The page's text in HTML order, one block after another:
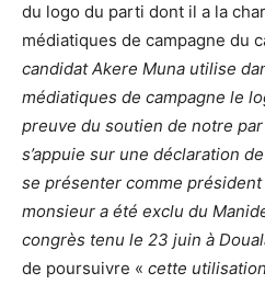
du logo du parti dont il a la
médiatiques de campagne du
candidat Akere Muna utilise
médiatiques de campagne le
preuve du soutien de notre
s’appuie sur une déclaration
se présenter comme président
monsieur a été exclu du
congrès tenu le 23 juin à
de poursuivre « cette